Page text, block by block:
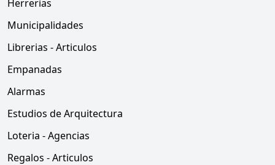
Herrerias
Municipalidades
Librerias - Articulos
Empanadas
Alarmas
Estudios de Arquitectura
Loteria - Agencias
Regalos - Articulos